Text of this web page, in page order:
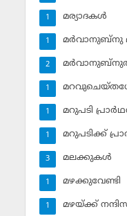
മര്യാദകള്‍
1
മര്‍വാനുബ്‌നു
1
2
1
മറുപടി
1
മറുപടിക്ക്
1
മലക്കുകള്‍
3
മഴക്കുവേണ്ടി
1
മഴയ്ക്ക്
1